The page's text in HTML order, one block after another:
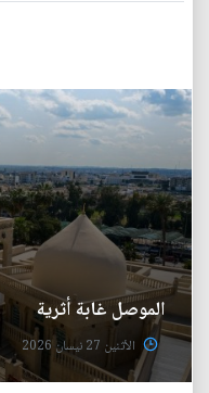
الموصل غابة أثرية
الأثنين 27 نيسان 2026